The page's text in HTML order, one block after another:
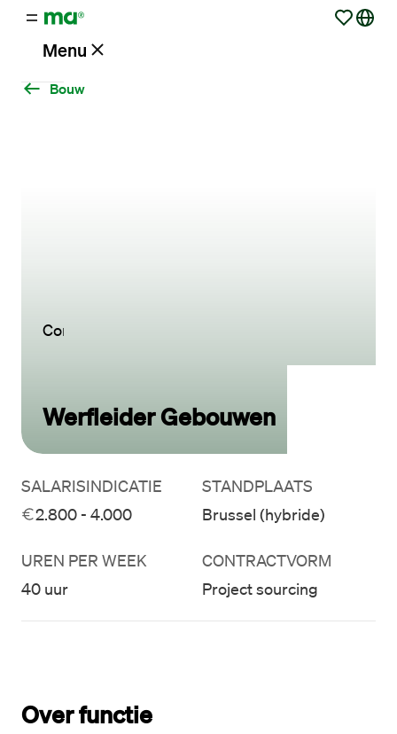
Menu
Contact
Bouw
Werfleider Gebouwen
SALARISINDICATIE
2.800 - 4.000
STANDPLAATS
Brussel (hybride)
UREN PER WEEK
40 uur
CONTRACTVORM
Project sourcing
Over functie